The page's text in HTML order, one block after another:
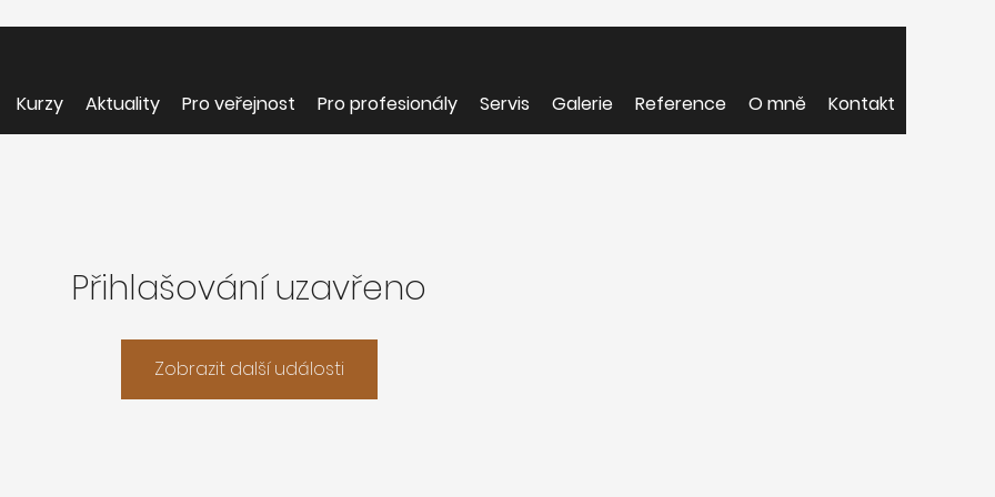
Kurzy Aktuality Pro veřejnost Pro profesionály Servis Galerie Reference O mně Kontakt
Přihlašování uzavřeno
Zobrazit další události